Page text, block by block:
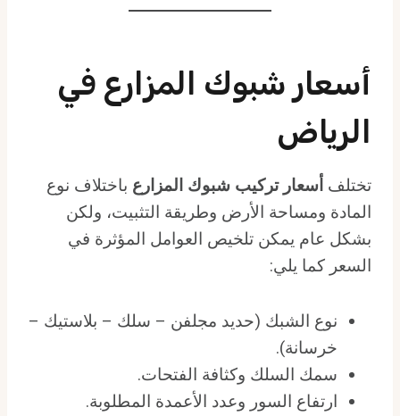
أسعار شبوك المزارع في
الرياض
تختلف أسعار تركيب شبوك المزارع باختلاف نوع
المادة ومساحة الأرض وطريقة التثبيت، ولكن
بشكل عام يمكن تلخيص العوامل المؤثرة في
السعر كما يلي:
نوع الشبك (حديد مجلفن – سلك – بلاستيك –
خرسانة).
سمك السلك وكثافة الفتحات.
ارتفاع السور وعدد الأعمدة المطلوبة.